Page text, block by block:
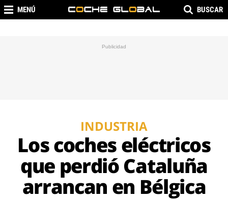
MENÚ BUSCAR
INDUSTRIA
Los coches eléctricos
que perdió Cataluña
arrancan en Bélgica